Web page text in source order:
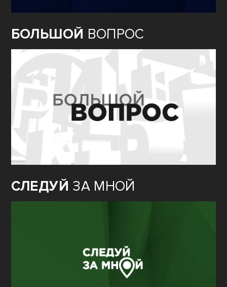
БОЛЬШОЙ ВОПРОС
СЛЕДУЙ ЗА МНОЙ